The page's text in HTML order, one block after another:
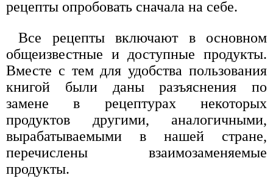
рецепты опробовать сначала на себе.
Все рецепты включают в основном
общеизвестные и доступные продукты.
Вместе с тем для удобства пользования
книгой были даны разъяснения по
замене в рецептурах некоторых
продуктов другими, аналогичными,
вырабатываемыми в нашей стране,
перечислены взаимозаменяемые
продукты.